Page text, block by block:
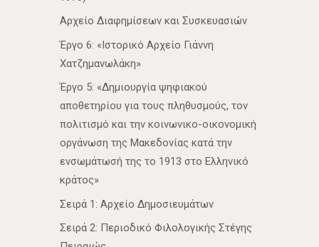
Αρχείο Διαφημίσεων και Συσκευασιών
Έργο 6: «Ιστορικό Αρχείο Γιάννη
Χατζημανωλάκη»
Έργο 5: «Δημιουργία ψηφιακού
αποθετηρίου για τους πληθυσμούς, τον
πολιτισμό και την κοινωνικο-οικονομική
οργάνωση της Μακεδονίας κατά την
ενσωμάτωσή της το 1913 στο Ελληνικό
κράτος»
Σειρά 1: Αρχείο Δημοσιευμάτων
Σειρά 2: Περιοδικό Φιλολογικής Στέγης